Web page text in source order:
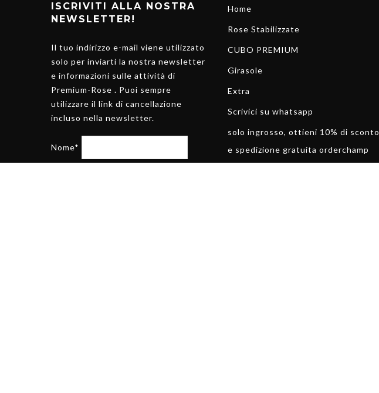
ISCRIVITI ALLA NOSTRA
NEWSLETTER!
Il tuo indirizzo e-mail viene utilizzato
solo per inviarti la nostra newsletter
e informazioni sulle attività di
Premium-Rose . Puoi sempre
utilizzare il link di cancellazione
incluso nella newsletter.
Nome*
Home
Rose Stabilizzate
CUBO PREMIUM
Girasole
Extra
Scrivici su whatsapp
solo ingrosso, ottieni 10% di sconto
e spedizione gratuita orderchamp